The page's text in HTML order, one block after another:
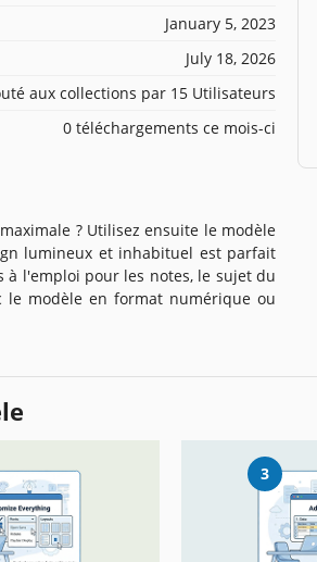
January 5, 2023
July 18, 2026
aux collections par 15 Utilisateurs
0 téléchargements ce mois-ci
? Utilisez ensuite le modèle
lumineux et inhabituel est parfait
à l'emploi pour les notes, le sujet du
le modèle en format numérique ou
3